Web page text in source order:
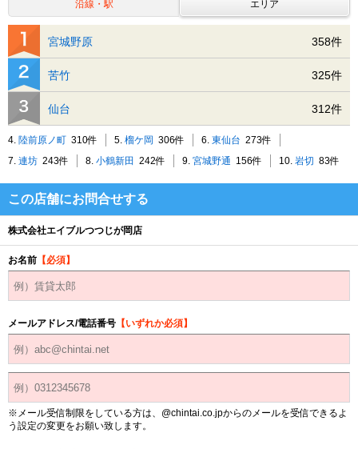
沿線・駅 エリア
宮城野原 358件
苦竹 325件
仙台 312件
4. 陸前原ノ町 310件 5. 榴ケ岡 306件 6. 東仙台 273件
7. 連坊 243件 8. 小鶴新田 242件 9. 宮城野通 156件 10. 岩切 83件
この店舗にお問合せする
株式会社エイブルつつじが岡店
お名前 【必須】
メールアドレス/電話番号 【いずれか必須】
※メール受信制限をしている方は、@chintai.co.jpからのメールを受信できるよ
う設定の変更をお願い致します。